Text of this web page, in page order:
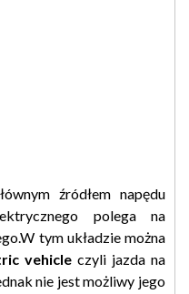
źródłem napędu
polega na
tym układzie można
vehicle czyli jazda na
nie jest możliwy jego